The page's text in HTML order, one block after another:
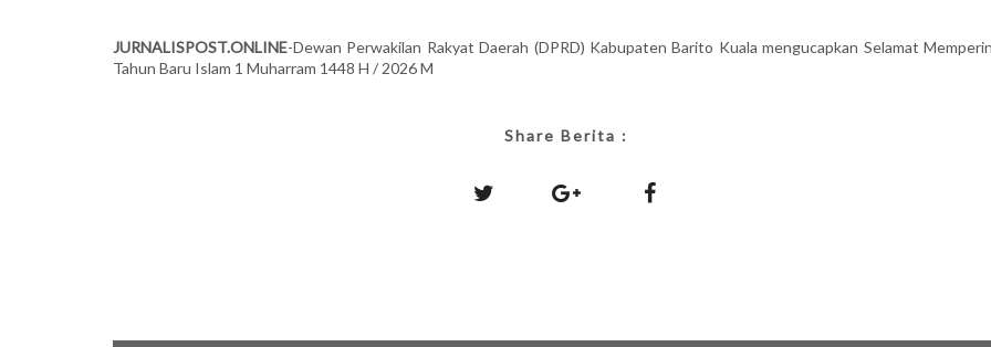
JURNALISPOST.ONLINE-Dewan Perwakilan Rakyat Daerah (DPRD) Kabupaten Barito Kuala mengucapkan Selamat
Tahun Baru Islam 1 Muharram 1448 H / 2026 M
Share Berita :